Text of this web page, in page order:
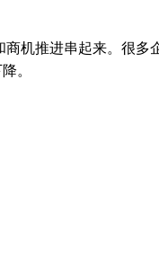
机推进串起来。很多
。